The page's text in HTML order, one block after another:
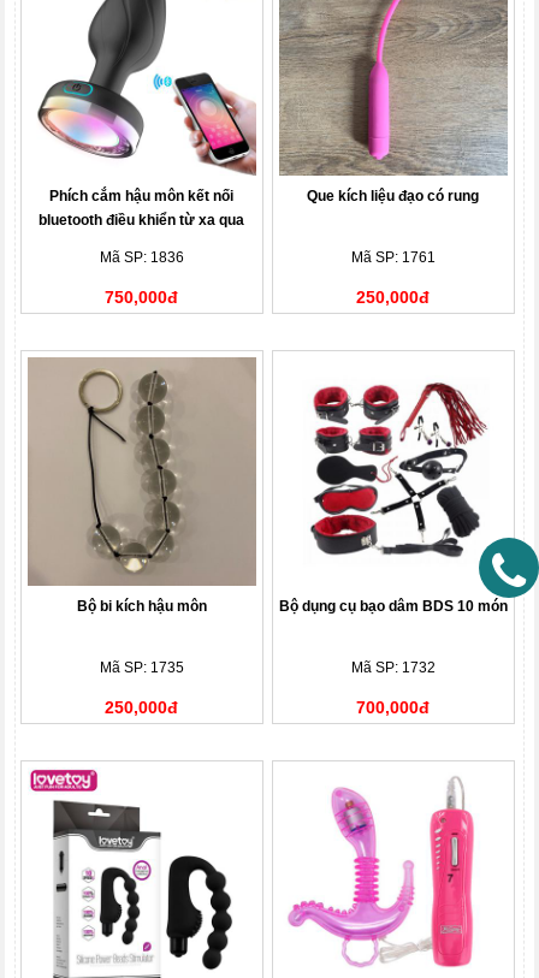
Phích cắm hậu môn kết nối
bluetooth điều khiển từ xa qua
Mã SP: 1836
750,000đ
Que kích liệu đạo có rung
Mã SP: 1761
250,000đ
Bộ bi kích hậu môn
Mã SP: 1735
250,000đ
Bộ dụng cụ bạo dâm BDS 10 món
Mã SP: 1732
700,000đ